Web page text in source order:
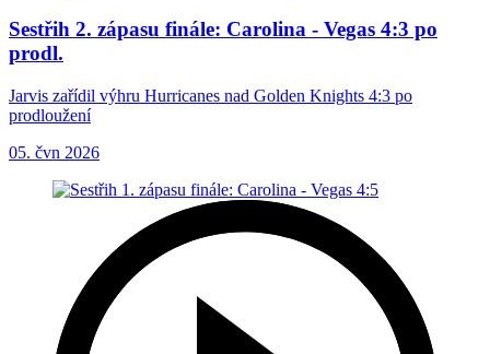
Sestřih 2. zápasu finále: Carolina - Vegas 4:3 po
prodl.
Jarvis zařídil výhru Hurricanes nad Golden Knights 4:3 po
prodloužení
05. čvn 2026